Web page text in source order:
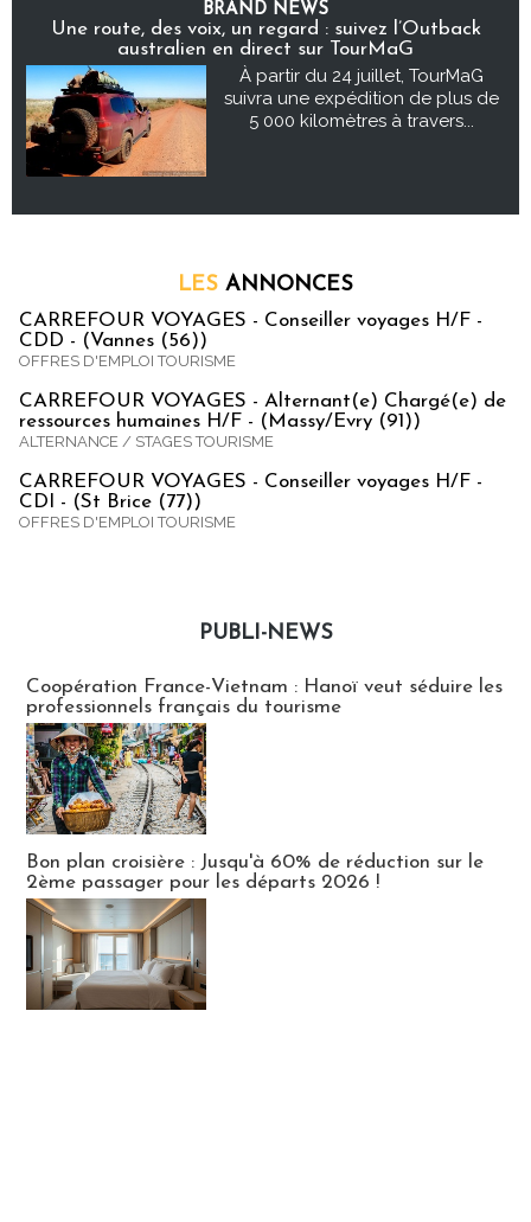
BRAND NEWS
Une route, des voix, un regard : suivez l’Outback
australien en direct sur TourMaG
À partir du 24 juillet, TourMaG
suivra une expédition de plus de
5 000 kilomètres à travers...
LES ANNONCES
CARREFOUR VOYAGES - Conseiller voyages H/F -
CDD - (Vannes (56))
OFFRES D'EMPLOI TOURISME
CARREFOUR VOYAGES - Alternant(e) Chargé(e) de
ressources humaines H/F - (Massy/Evry (91))
ALTERNANCE / STAGES TOURISME
CARREFOUR VOYAGES - Conseiller voyages H/F -
CDI - (St Brice (77))
OFFRES D'EMPLOI TOURISME
PUBLI-NEWS
Coopération France-Vietnam : Hanoï veut séduire les
professionnels français du tourisme
Bon plan croisière : Jusqu'à 60% de réduction sur le
2ème passager pour les départs 2026 !